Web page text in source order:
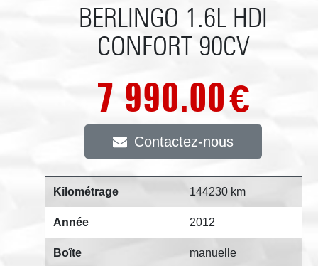
BERLINGO 1.6L HDI
CONFORT 90CV
7 990.00€
Contactez-nous
Kilométrage 144230 km
Année 2012
Boîte manuelle